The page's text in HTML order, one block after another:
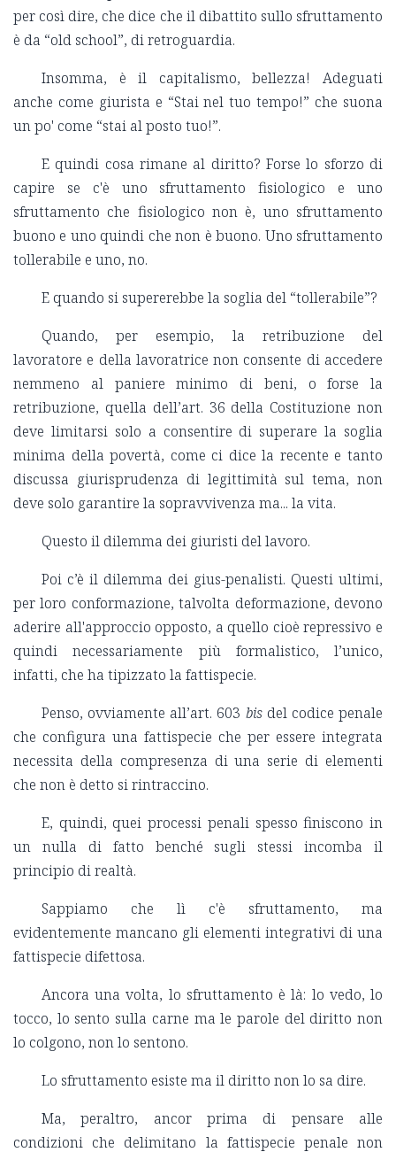
per così dire, che dice che il dibattito sullo sfruttamento
è da “old school”, di retroguardia.
Insomma, è il capitalismo, bellezza! Adeguati
anche come giurista e “Stai nel tuo tempo!” che suona
un po' come “stai al posto tuo!”.
E quindi cosa rimane al diritto? Forse lo sforzo di
capire se c'è uno sfruttamento fisiologico e uno
sfruttamento che fisiologico non è, uno sfruttamento
buono e uno quindi che non è buono. Uno sfruttamento
tollerabile e uno, no.
E quando si supererebbe la soglia del “tollerabile”?
Quando, per esempio, la retribuzione del
lavoratore e della lavoratrice non consente di accedere
nemmeno al paniere minimo di beni, o forse la
retribuzione, quella dell’art. 36 della Costituzione non
deve limitarsi solo a consentire di superare la soglia
minima della povertà, come ci dice la recente e tanto
discussa giurisprudenza di legittimità sul tema, non
deve solo garantire la sopravvivenza ma... la vita.
Questo il dilemma dei giuristi del lavoro.
Poi c’è il dilemma dei gius-penalisti. Questi ultimi,
per loro conformazione, talvolta deformazione, devono
aderire all'approccio opposto, a quello cioè repressivo e
quindi necessariamente più formalistico, l’unico,
infatti, che ha tipizzato la fattispecie.
Penso, ovviamente all’art. 603 bisdel codice penale
che configura una fattispecie che per essere integrata
necessita della compresenza di una serie di elementi
che non è detto si rintraccino.
E, quindi, quei processi penali spesso finiscono in
un nulla di fatto benché sugli stessi incomba il
principio di realtà.
Sappiamo che lì c'è sfruttamento, ma
evidentemente mancano gli elementi integrativi di una
fattispecie difettosa.
Ancora una volta, lo sfruttamento è là: lo vedo, lo
tocco, lo sento sulla carne ma le parole del diritto non
lo colgono, non lo sentono.
Lo sfruttamento esiste ma il diritto non lo sa dire.
Ma, peraltro, ancor prima di pensare alle
condizioni che delimitano la fattispecie penale non